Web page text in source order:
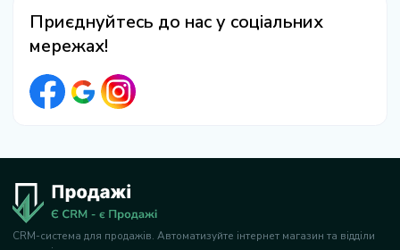
Приєднуйтесь до нас у соціальних
мережах!
CRM-система для продажів. Автоматизуйте інтернет магазин та відділи